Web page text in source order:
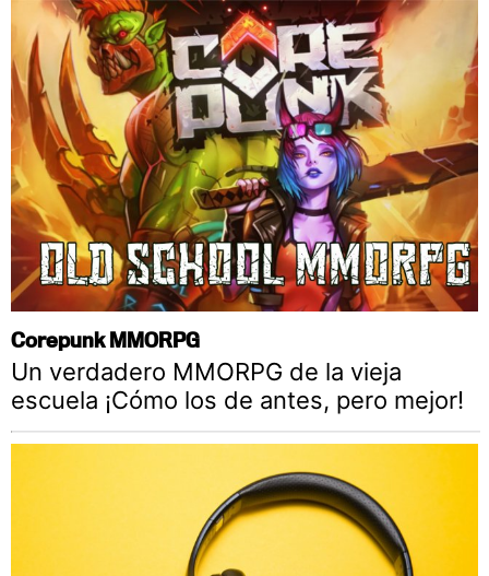
Corepunk MMORPG
Un verdadero MMORPG de la vieja
escuela ¡Cómo los de antes, pero mejor!